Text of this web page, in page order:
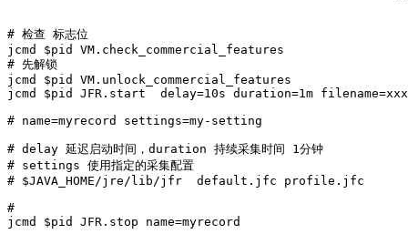
# 检查 标志位
jcmd $pid VM.check_commercial_features
# 先解锁
jcmd $pid VM.unlock_commercial_features
jcmd $pid JFR.start  delay=10s duration=1m
# name=myrecord settings=my-setting
# delay 延迟启动时间，duration 持续采集时间 1分钟
# settings 使用指定的采集配置
# $JAVA_HOME/jre/lib/jfr  default.jfc profile.jfc
#
jcmd $pid JFR.stop name=myrecord